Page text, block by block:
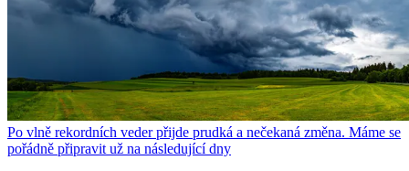
Po vlně rekordních veder přijde prudká a nečekaná změna. Máme se
pořádně připravit už na následující dny